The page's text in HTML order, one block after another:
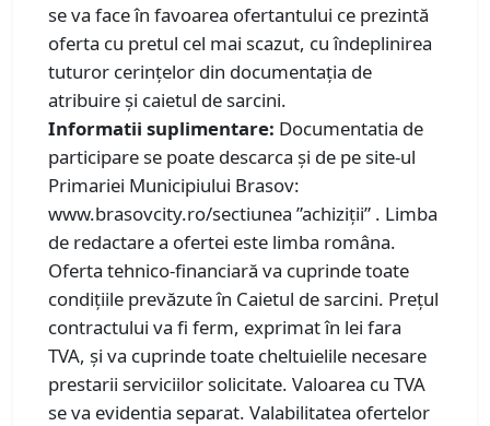
se va face în favoarea ofertantului ce prezintă
oferta cu pretul cel mai scazut, cu îndeplinirea
tuturor cerințelor din documentația de
atribuire și caietul de sarcini.
Informatii suplimentare: Documentatia de
participare se poate descarca și de pe site-ul
Primariei Municipiului Brasov:
www.brasovcity.ro/sectiunea ”achiziții” . Limba
de redactare a ofertei este limba româna.
Oferta tehnico-financiară va cuprinde toate
condițiile prevăzute în Caietul de sarcini. Prețul
contractului va fi ferm, exprimat în lei fara
TVA, și va cuprinde toate cheltuielile necesare
prestarii serviciilor solicitate. Valoarea cu TVA
se va evidentia separat. Valabilitatea ofertelor